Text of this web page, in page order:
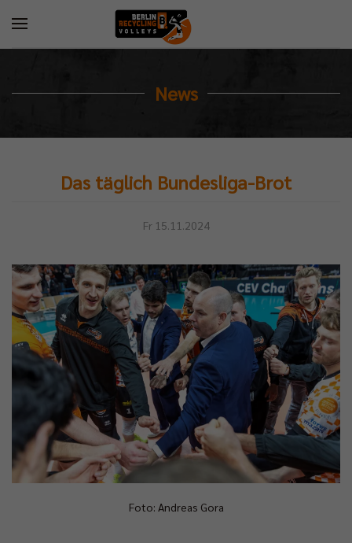
News
Das täglich Bundesliga-Brot
Fr 15.11.2024
Foto: Andreas Gora